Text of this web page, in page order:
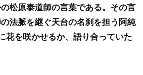
松原泰道師の言葉である。その言
法脈を継ぐ天台の名刹を担う阿純
花を咲かせるか、語り合っていた